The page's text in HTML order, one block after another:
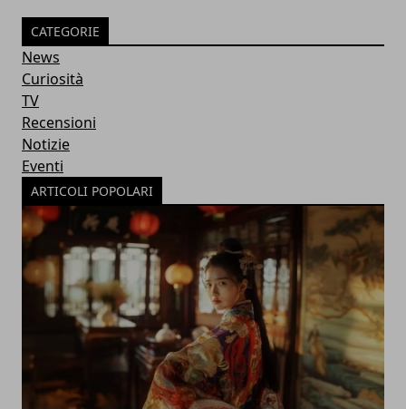
CATEGORIE
News
Curiosità
TV
Recensioni
Notizie
Eventi
ARTICOLI POPOLARI